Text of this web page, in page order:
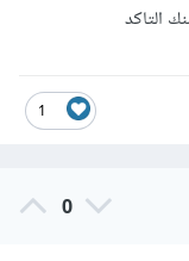
التاكد
1
0